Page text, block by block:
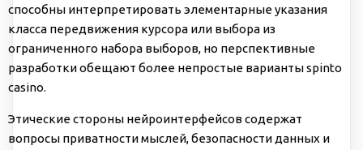
способны интерпретировать элементарные указания
класса передвижения курсора или выбора из
ограниченного набора выборов, но перспективные
разработки обещают более непростые варианты spinto
casino.
Этические стороны нейроинтерфейсов содержат
вопросы приватности мыслей, безопасности данных и